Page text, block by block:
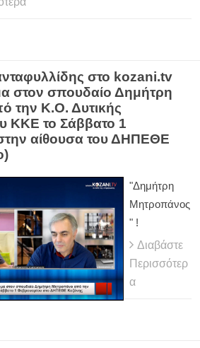
στο kozani.tv
στον σπουδαίο Δημήτρη
την Κ.Ο. Δυτικής
ΚΚΕ το Σάββατο 1
αίθουσα του ΔΗΠΕΘΕ
"Δημήτρη
Μητροπάνος
" !
Διαβάστε
Περισσότερ
α